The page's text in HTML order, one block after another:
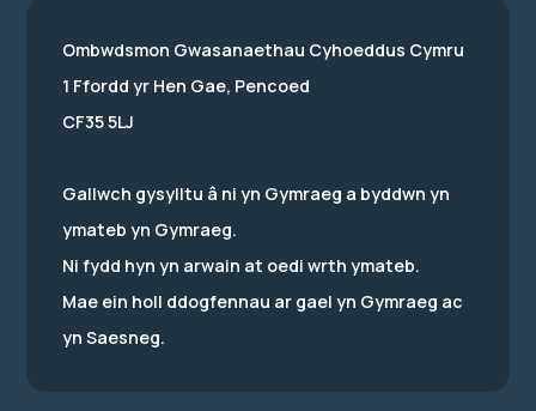
Ombwdsmon Gwasanaethau Cyhoeddus Cymru
1 Ffordd yr Hen Gae, Pencoed
CF35 5LJ
Gallwch gysylltu â ni yn Gymraeg a byddwn yn
ymateb yn Gymraeg.
Ni fydd hyn yn arwain at oedi wrth ymateb.
Mae ein holl ddogfennau ar gael yn Gymraeg ac
yn Saesneg.